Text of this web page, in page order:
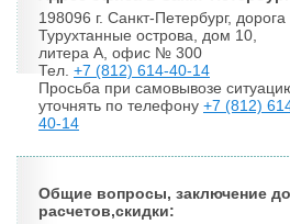
198096 г. Санкт-Петербург, дорога
Турухтанные острова, дом 10,
литера А, офис № 300
Тел. +7 (812) 614-40-14
Просьба при самовывозе
уточнять по телефону +7 (812)
40-14
Общие вопросы, заключение
расчетов,скидки: